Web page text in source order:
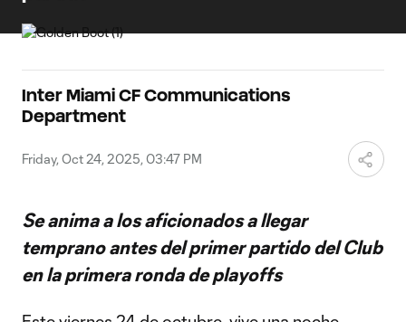
Inter Miami CF Communications
Department
Friday, Oct 24, 2025, 03:47 PM
Se anima a los aficionados a llegar
temprano antes del primer partido del Club
en la primera ronda de playoffs